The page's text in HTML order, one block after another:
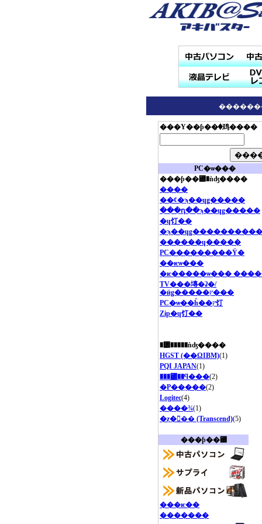
���Υ��ƥ��꤫�鸡����
PC�ѡ���
���ƥ��꡼�ǹʤ����
����
��¢�ϡ��ɥǥ�����
���դ��ϡ��ɥǥ�����
�ɥ饤��
������ɥ�����
PC���������Ÿ�
��ѥѡ���
�ѥ�����ѡ���
TV���塼�ʡ�/
�ӥǥ�����ץ���
PC�ѡ��ĥ��ץ饤
Zip�ɥ饤��
�᡼�����ǹʤ����
HGST (��ΩIBM)(1)
PQI JAPAN(1)
���꡼��ϥ���(2)
�Ρ��֥���(2)
Logitec(4)
����¾(1)
�ȥ�󥻥�� (Transcend)(5)
���ƥ��꡼
���ѥ��
�������